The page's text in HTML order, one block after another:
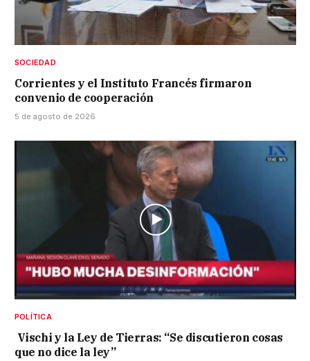
SOCIEDAD
Corrientes y el Instituto Francés firmaron
convenio de cooperación
5 de agosto de 2026
POLÍTICA
Vischi y la Ley de Tierras: “Se discutieron cosas
que no dice la ley”